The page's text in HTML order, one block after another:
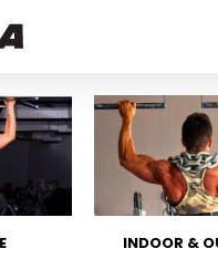
bodybuildingINDOOR &